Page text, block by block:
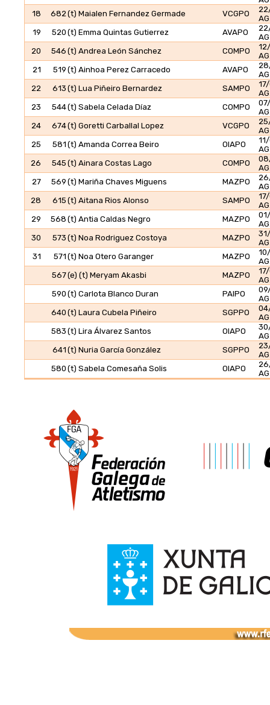
18
682(t) Maialen Fernandez Germade VCGPO
19
520 (t) Emma Quintas Gutierrez AVAPO
20
546 (t) Andrea León Sánchez COMPO
21
519 (t) Ainhoa Perez Carracedo AVAPO
22
613 (t) Lua Piñeiro Bernardez SAMPO
23
544(t) Sabela Celada Díaz COMPO
24
674(t) Goretti Carballal Lopez VCGPO
25
581 (t) Amanda Correa Beiro OIAPO
26
545 (t) Ainara Costas Lago COMPO
27
569 (t) Mariña Chaves Miguens MAZPO
28
615 (t) Aitana Rios Alonso SAMPO
29
568 (t) Antia Caldas Negro MAZPO
30
573 (t) Noa Rodriguez Costoya MAZPO
31
571 (t) Noa Otero Garanger MAZPO
567(e) (t) Meryam Akasbi MAZPO
590 (t) Carlota Blanco Duran PAIPO
640 (t) Laura Cubela Piñeiro SGPPO
583 (t) Lira Álvarez Santos OIAPO
641 (t) Nuria García González SGPPO
580 (t) Sabela Comesaña Solis OIAPO